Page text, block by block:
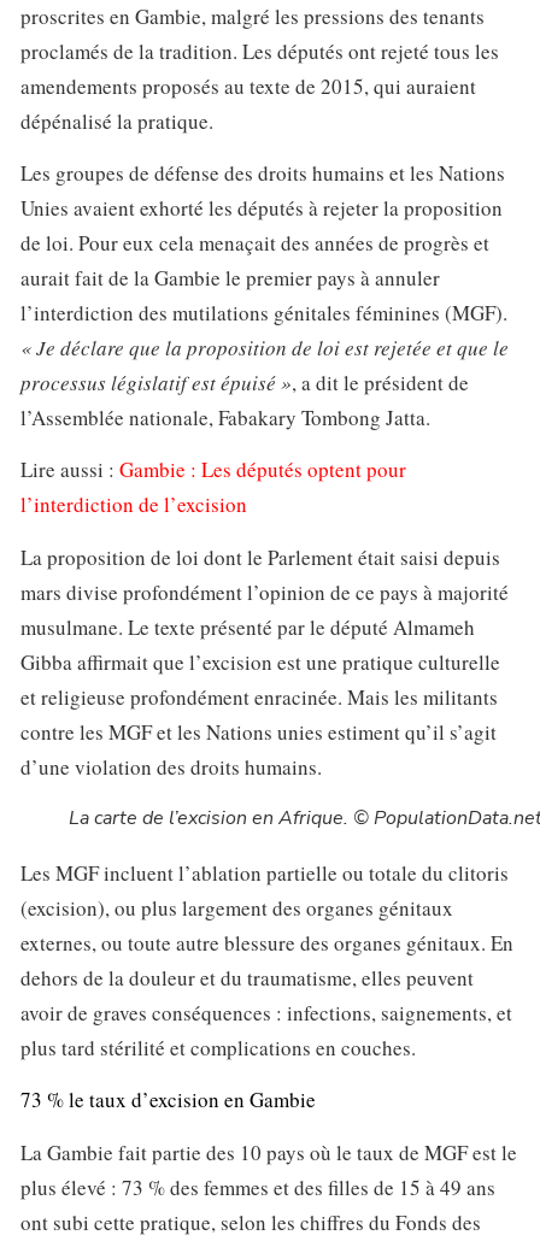
proscrites en Gambie, malgré les pressions des tenants
proclamés de la tradition. Les députés ont rejeté tous les
amendements proposés au texte de 2015, qui auraient
dépénalisé la pratique.
Les groupes de défense des droits humains et les Nations
Unies avaient exhorté les députés à rejeter la proposition
de loi. Pour eux cela menaçait des années de progrès et
aurait fait de la Gambie le premier pays à annuler
l’interdiction des mutilations génitales féminines (MGF).
« Je déclare que la proposition de loi est rejetée et que le
processus législatif est épuisé », a dit le président de
l’Assemblée nationale, Fabakary Tombong Jatta.
Lire aussi : Gambie : Les députés optent pour
l’interdiction de l’excision
La proposition de loi dont le Parlement était saisi depuis
mars divise profondément l’opinion de ce pays à majorité
musulmane. Le texte présenté par le député Almameh
Gibba affirmait que l’excision est une pratique culturelle
et religieuse profondément enracinée. Mais les militants
contre les MGF et les Nations unies estiment qu’il s’agit
d’une violation des droits humains.
La carte de l’excision en Afrique. ©
Les MGF incluent l’ablation partielle ou totale du clitoris
(excision), ou plus largement des organes génitaux
externes, ou toute autre blessure des organes génitaux. En
dehors de la douleur et du traumatisme, elles peuvent
avoir de graves conséquences : infections, saignements, et
plus tard stérilité et complications en couches.
73 % le taux d’excision en Gambie
La Gambie fait partie des 10 pays où le taux de MGF est le
plus élevé : 73 % des femmes et des filles de 15 à 49 ans
ont subi cette pratique, selon les chiffres du Fonds des